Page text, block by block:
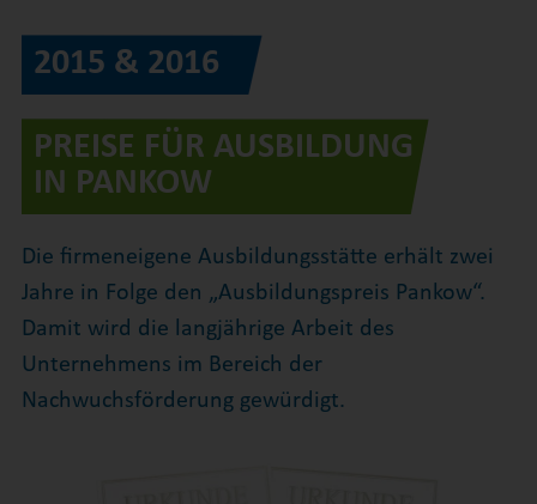
2015 & 2016
PREISE FÜR AUSBILDUNG
IN PANKOW
Die firmeneigene Ausbildungsstätte erhält zwei
Jahre in Folge den „Ausbildungspreis Pankow“.
Damit wird die langjährige Arbeit des
Unternehmens im Bereich der
Nachwuchsförderung gewürdigt.